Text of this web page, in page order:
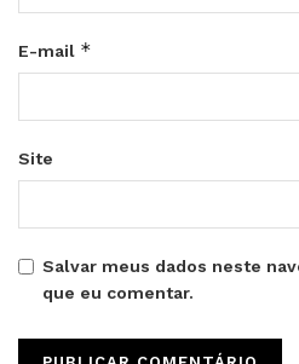
E-mail *
Site
Salvar meus dados neste
que eu comentar.